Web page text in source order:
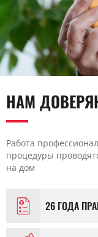
НАМ
Работа
процедуры
на дом
26 ГОДА